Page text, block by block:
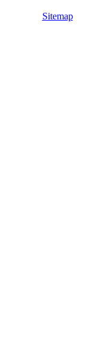
Sitemap